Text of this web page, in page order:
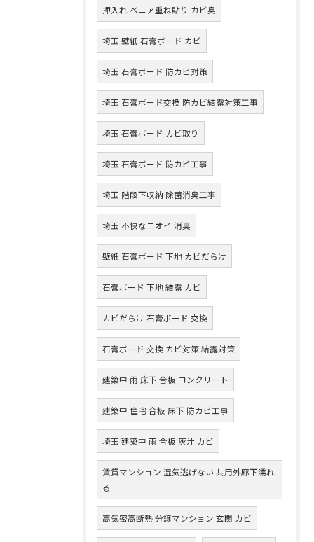
押入れ ベニア重ね貼り カビ臭
埼玉 壁紙 石膏ボード カビ
埼玉 石膏ボード 防カビ対策
埼玉 石膏ボード交換 防カビ結露対策工事
埼玉 石膏ボード カビ取り
埼玉 石膏ボード 防カビ工事
埼玉 階段下収納 除菌消臭工事
埼玉 不快なニオイ 消臭
壁紙 石膏ボード 下地 カビだらけ
石膏ボード 下地 結露 カビ
カビだらけ 石膏ボード 交換
石膏ボード 交換 カビ対策 結露対策
建築中 雨 床下 合板 コンクリート
建築中 住宅 合板 床下 防カビ工事
埼玉 建築中 雨 合板 灰汁 カビ
賃貸マンション 湿気逃げない 共用外廊下濡れ
る
高気密高断熱 分譲マンション 玄関 カビ